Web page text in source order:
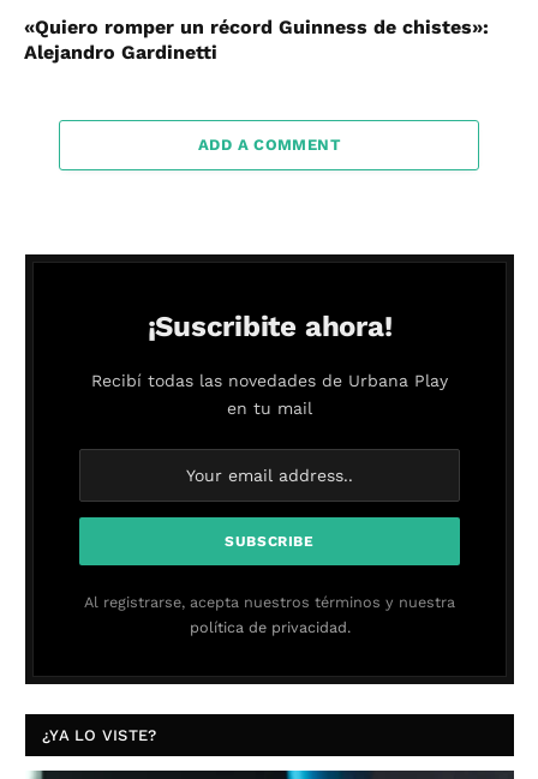
«Quiero romper un récord Guinness de chistes»:
Alejandro Gardinetti
ADD A COMMENT
¡Suscribite ahora!
Recibí todas las novedades de Urbana Play
en tu mail
Al registrarse, acepta nuestros términos y nuestra
política de privacidad.
¿YA LO VISTE?